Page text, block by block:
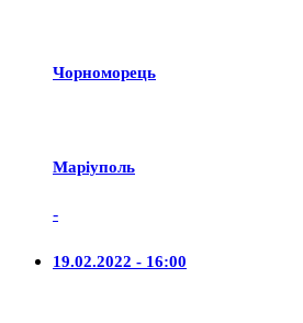
Чорноморець
Маріуполь
-
19.02.2022 - 16:00